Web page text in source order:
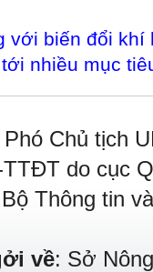
với biến đổi khí
nhiều mục
Phó Chủ tịch
TTĐT do cục
Thông tin
về: Sở